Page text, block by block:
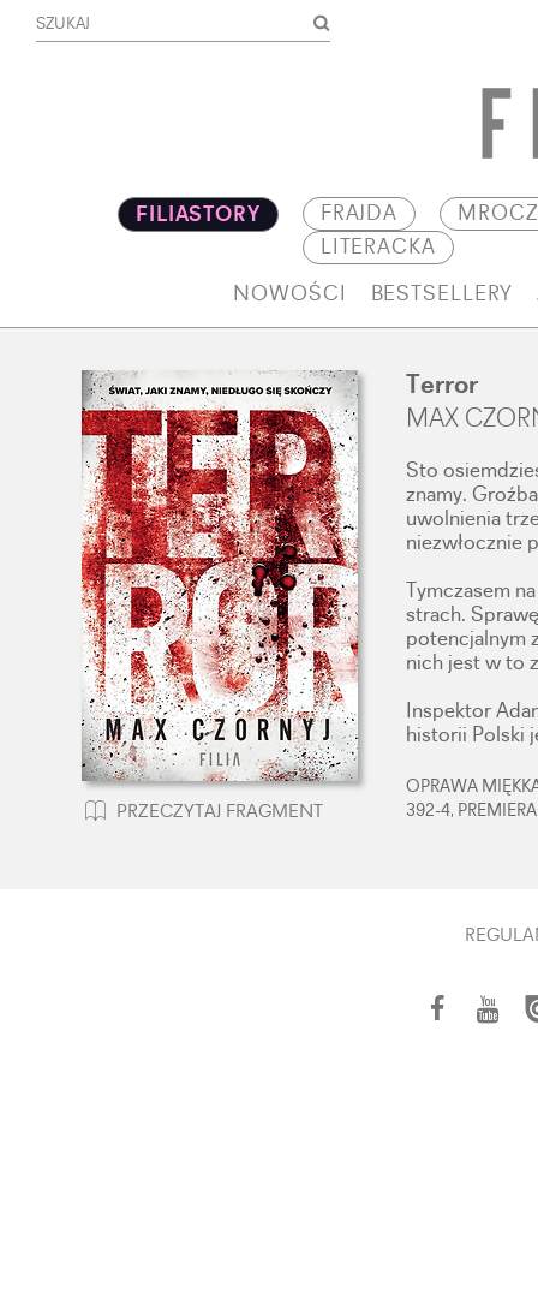
FILIASTORY FRAJDA
LITERACKA
NOWOŚCI BESTSELLERY
PRZECZYTAJ FRAGMENT
Terror
MAX
Sto
znamy.
uwolnienia
niezwłocznie
Tymczasem
strach.
potencjalnym
nich jest w to
Inspektor
historii Polski
OPRAWA
392-4,